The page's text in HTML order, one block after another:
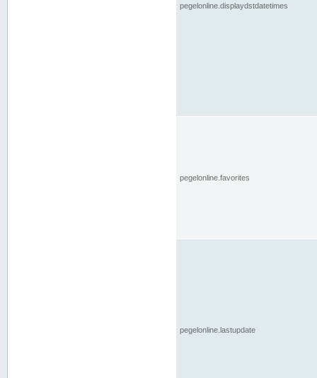
pegelonline.displaydstdatetimes
pegelonline.favorites
pegelonline.lastupdate